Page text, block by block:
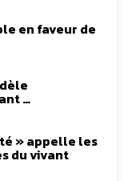
en faveur de
…
» appelle les
du vivant